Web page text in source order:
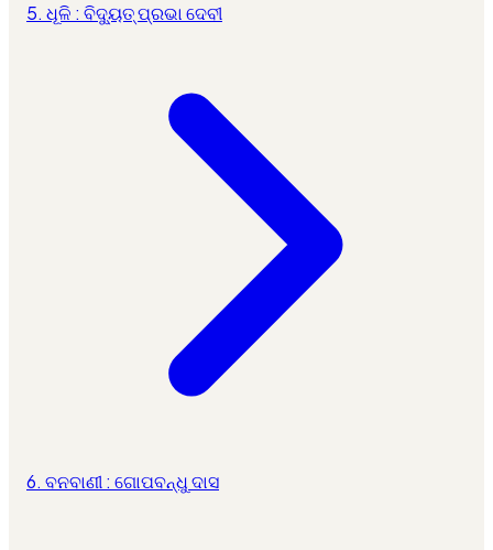
5. ଧୂଳି : ବିଦ୍ୟୁତ୍ ପ୍ରଭା ଦେବୀ
6. ବନବାଣୀ : ଗୋପବନ୍ଧୁ ଦାସ